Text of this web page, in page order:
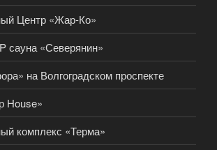
Центр «Жар-Ко»
сауна «Северянин»
на Волгоградском проспекте
House»
комплекс «Терма»